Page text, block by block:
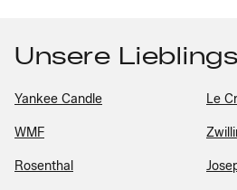
Unsere
Yankee Candle Le
WMF
Rosenthal